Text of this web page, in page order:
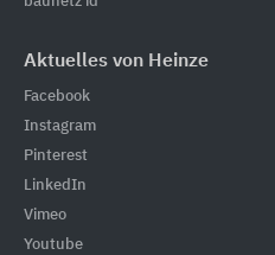
Aktuelles von Heinze
Facebook
Instagram
Pinterest
LinkedIn
Vimeo
Youtube